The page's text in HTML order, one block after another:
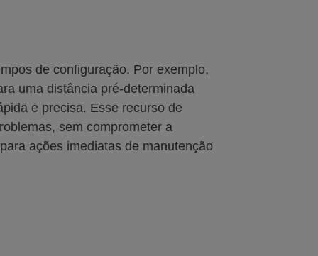
de configuração. Por exemplo,
uma distância pré-determinada
e precisa. Esse recurso de
sem comprometer a
ações imediatas de manutenção